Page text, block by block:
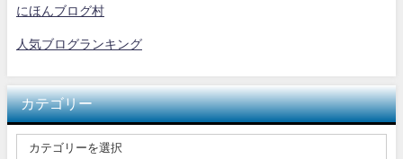
にほんブログ村
人気ブログランキング
カテゴリー